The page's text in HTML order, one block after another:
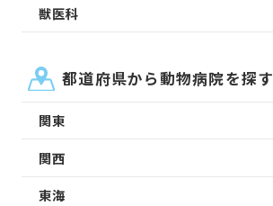
獣医科
都道府県から動物病院を探す
関東
関西
東海